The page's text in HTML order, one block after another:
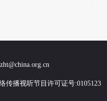
传播视听节目许可证号:0105123